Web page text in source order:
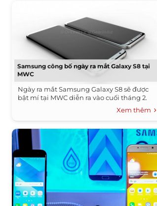
Samsung công bố ngày ra mắt Galaxy S8 tại
MWC
Ngày ra mắt Samsung Galaxy S8 sẽ được
bật mí tại MWC diễn ra vào cuối tháng 2.
Xem thêm